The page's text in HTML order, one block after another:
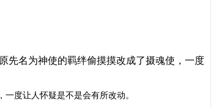
先名为神使的羁绊偷摸摸改成了摄魂使，一度
度让人怀疑是不是会有所改动。